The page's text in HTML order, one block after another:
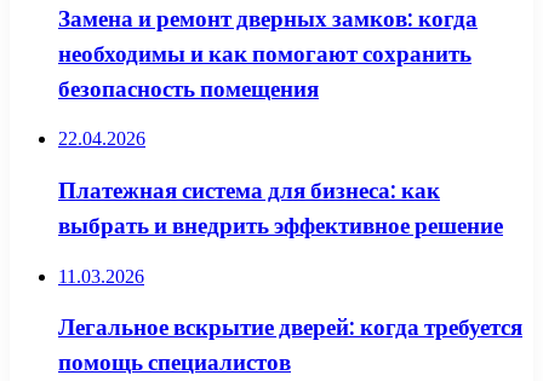
Замена и ремонт дверных замков: когда
необходимы и как помогают сохранить
безопасность помещения
22.04.2026
Платежная система для бизнеса: как
выбрать и внедрить эффективное решение
11.03.2026
Легальное вскрытие дверей: когда требуется
помощь специалистов